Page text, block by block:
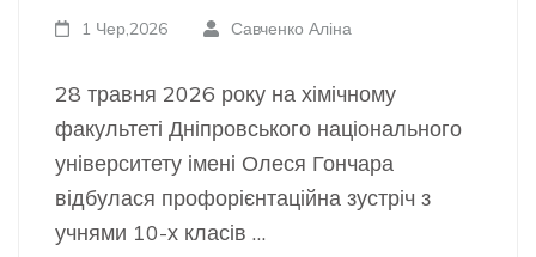
1 Чер,2026 Савченко Аліна
28 травня 2026 року на хімічному
факультеті Дніпровського національного
університету імені Олеся Гончара
відбулася профорієнтаційна зустріч з
учнями 10-х класів …